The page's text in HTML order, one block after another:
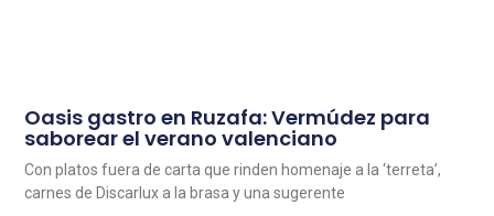
Oasis gastro en Ruzafa: Vermúdez para
saborear el verano valenciano
Con platos fuera de carta que rinden homenaje a la ‘terreta’,
carnes de Discarlux a la brasa y una sugerente